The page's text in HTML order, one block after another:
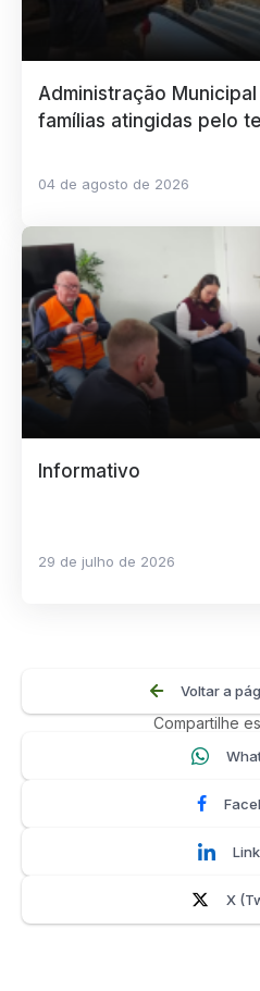
Administração
famílias atingidas pelo
04 de agosto de 2026
Informativo
29 de julho de 2026
Voltar a
Compartilhe
X